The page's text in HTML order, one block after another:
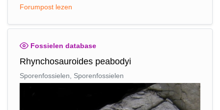
Forumpost lezen
Fossielen database
Rhynchosauroides peabodyi
Sporenfossielen, Sporenfossielen